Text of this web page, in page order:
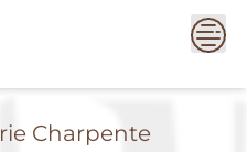
Charpente